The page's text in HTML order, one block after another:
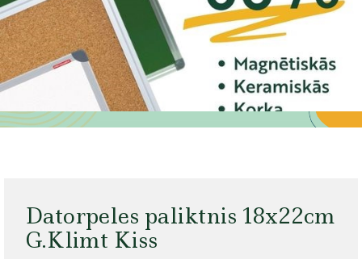
Datorpeles paliktnis 18x22cm
G.Klimt Kiss